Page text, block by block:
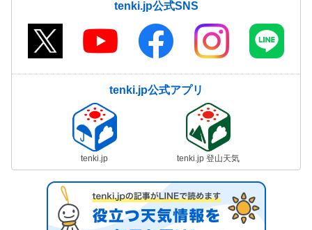
tenki.jp公式SNS
tenki.jp公式アプリ
tenki.jp tenki.jp 登山天気